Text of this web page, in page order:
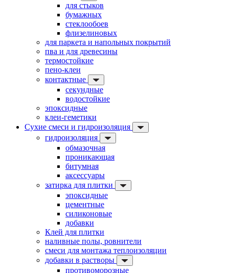
для стыков
бумажных
стеклообоев
флизелиновых
для паркета и напольных покрытий
пва и для древесины
термостойкие
пено-клеи
контактные
секундные
водостойкие
эпоксидные
клеи-геметики
Сухие смеси и гидроизоляция
гидроизоляция
обмазочная
проникающая
битумная
аксессуары
затирка для плитки
эпоксидные
цементные
силиконовые
добавки
Клей для плитки
наливные полы, ровнители
смеси для монтажа теплоизоляции
добавки в растворы
противоморозные